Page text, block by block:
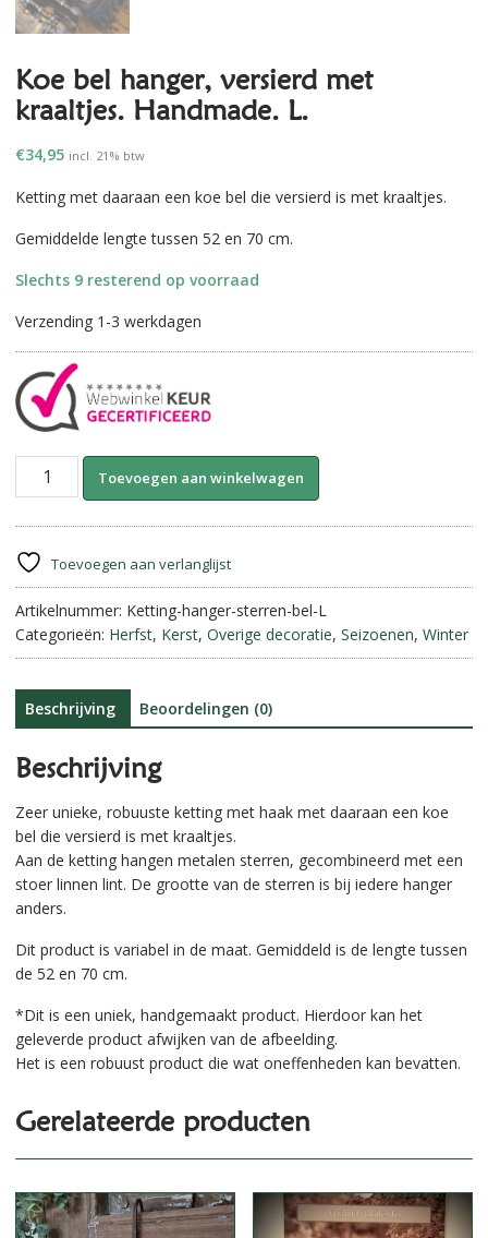
Koe bel hanger, versierd met
kraaltjes. Handmade. L.
€34,95 incl. 21% btw
Ketting met daaraan een koe bel die versierd is met kraaltjes.
Gemiddelde lengte tussen 52 en 70 cm.
Slechts 9 resterend op voorraad
Verzending 1-3 werkdagen
met
kraaltjes.
Handmade.
L.
aantal
Toevoegen aan winkelwagen
n
a
t
i
:
Toevoegen aan verlanglijst
Artikelnummer: Ketting-hanger-sterren-bel-L
Categorieën: Herfst, Kerst, Overige decoratie, Seizoenen, Winter
Beschrijving Beoordelingen (0)
Beschrijving
Zeer unieke, robuuste ketting met haak met daaraan een koe
bel die versierd is met kraaltjes.
Aan de ketting hangen metalen sterren, gecombineerd met een
stoer linnen lint. De grootte van de sterren is bij iedere hanger
anders.
Dit product is variabel in de maat. Gemiddeld is de lengte tussen
de 52 en 70 cm.
*Dit is een uniek, handgemaakt product. Hierdoor kan het
geleverde product afwijken van de afbeelding.
Het is een robuust product die wat oneffenheden kan bevatten.
Gerelateerde producten